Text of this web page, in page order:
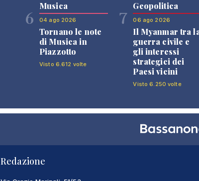
6
Musica
04 ago 2026
Tornano le note
di Musica in
Piazzotto
Visto 6.612 volte
7
Geopolitica
06 ago 2026
Il Myanmar tra
guerra civile e
gli interessi
strategici dei
Paesi vicini
Visto 6.250 volte
Redazione